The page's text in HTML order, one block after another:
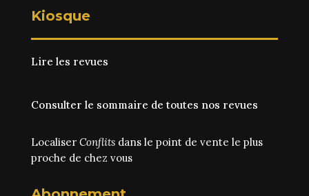
Kiosque
Lire les revues
Consulter le sommaire de toutes nos revues
Localiser Conflitsdans le point de vente le plus
proche de chez vous